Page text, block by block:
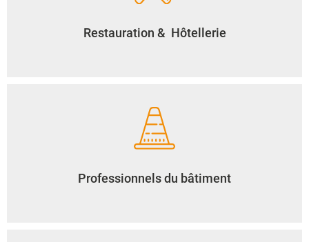
Restauration & Hôtellerie
Professionnels du bâtiment